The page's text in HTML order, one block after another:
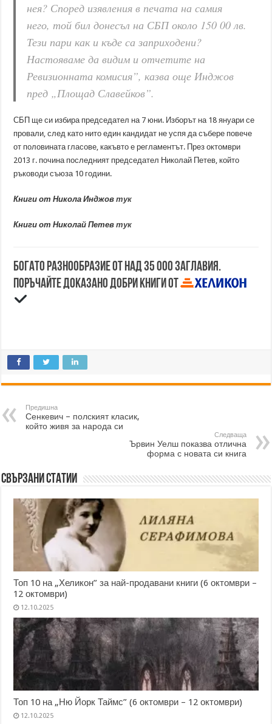
нея? Според изявления в печата на самия
него, той бил донесъл на СБП около 150 00 лв.
Тези пари как и къде са заприходени?
Настояваме да видим и отчетите на
Ревизионната комисия”, казва още Инджов
пред „Площад Славейков”.
СБП ще си избира председател на 7 юни. Изборът на 18 януари се
провали, след като нито един кандидат не успя да събере повече
от половината гласове, какъвто е регламентът. През октомври
2013 г. почина последният председател Николай Петев, който
ръководи съюза 10 години.
Книги от Никола Инджовтук
Книги от Николай Петевтук
Богато разнообразие от над 35 000 заглавия.
Поръчайте доказано добри книги от
Предишна
Сенкевич – полският класик,
който живя за народа си
Следваща
Ървин Уелш показва отлична
форма с новата си книга
Свързани статии
Топ 10 на „Хеликон” за най-продавани книги (6 октомври –
12 октомври)
12.10.2025
Топ 10 на „Ню Йорк Таймс” (6 октомври – 12 октомври)
12.10.2025